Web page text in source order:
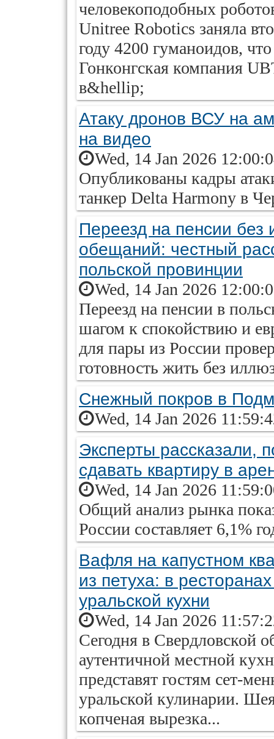
человекоподобных
Unitree Robotics заняла
году 4200 гуманоидов,
Гонконгская компания
в&hellip;
Атаку дронов ВСУ на
на видео
Wed, 14 Jan 2026
Опубликованы кадры
танкер Delta Harmony в
Переезд на пенсии без
обещаний: честный
польской провинции
Wed, 14 Jan 2026
Переезд на пенсии в
шагом к спокойствию и
для пары из России
готовность жить без
Снежный покров в
Wed, 14 Jan 2026
Эксперты рассказали,
сдавать квартиру в
Wed, 14 Jan 2026
Общий анализ рынка
России составляет 6,1%
Вафля на капустном
из петуха: в
уральской кухни
Wed, 14 Jan 2026
Сегодня в Свердловской
аутентичной местной
представят гостям сет-
уральской кулинарии.
копченая вырезка...